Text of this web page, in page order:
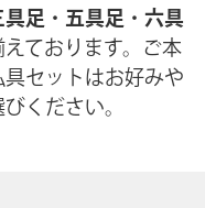
具足 ・ 五具足 ・ 六具
えております。ご本
セットはお好みや
ください。